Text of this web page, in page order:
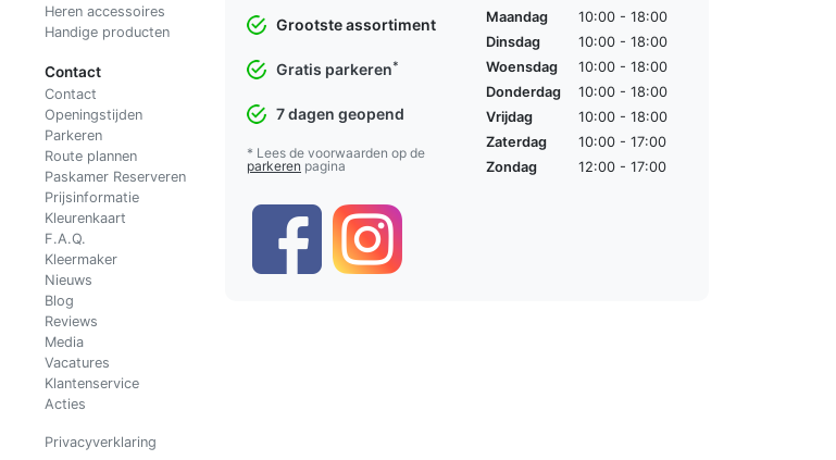
Heren accessoires
Handige producten
Contact
Contact
Openingstijden
Parkeren
Route plannen
Paskamer Reserveren
Prijsinformatie
Kleurenkaart
F.A.Q.
Kleermaker
Nieuws
Blog
Reviews
Media
Vacatures
Klantenservice
Acties
Privacyverklaring
Grootste assortiment
Gratis parkeren*
7 dagen geopend
* Lees de voorwaarden op de
parkeren pagina
Maandag
10:00 - 18:00
Dinsdag
10:00 - 18:00
Woensdag
10:00 - 18:00
Donderdag
10:00 - 18:00
Vrijdag
10:00 - 18:00
Zaterdag
10:00 - 17:00
Zondag
12:00 - 17:00